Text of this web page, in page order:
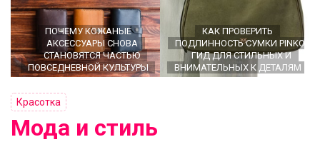
ПОЧЕМУ КОЖАНЫЕ
АКСЕССУАРЫ СНОВА
СТАНОВЯТСЯ ЧАСТЬЮ
ПОВСЕДНЕВНОЙ КУЛЬТУРЫ
КАК ПРОВЕРИТЬ
ПОДЛИННОСТЬ СУМКИ PINKO:
ГИД ДЛЯ СТИЛЬНЫХ И
ВНИМАТЕЛЬНЫХ К ДЕТАЛЯМ
Красотка
Мода и стиль